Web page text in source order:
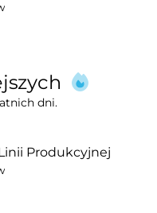
dni.
Produkcyjnej